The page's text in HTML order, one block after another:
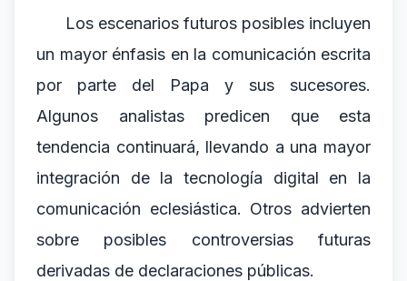
Los escenarios futuros posibles incluyen
un mayor énfasis en la comunicación escrita
por parte del Papa y sus sucesores.
Algunos analistas predicen que esta
tendencia continuará, llevando a una mayor
integración de la tecnología digital en la
comunicación eclesiástica. Otros advierten
sobre posibles controversias futuras
derivadas de declaraciones públicas.